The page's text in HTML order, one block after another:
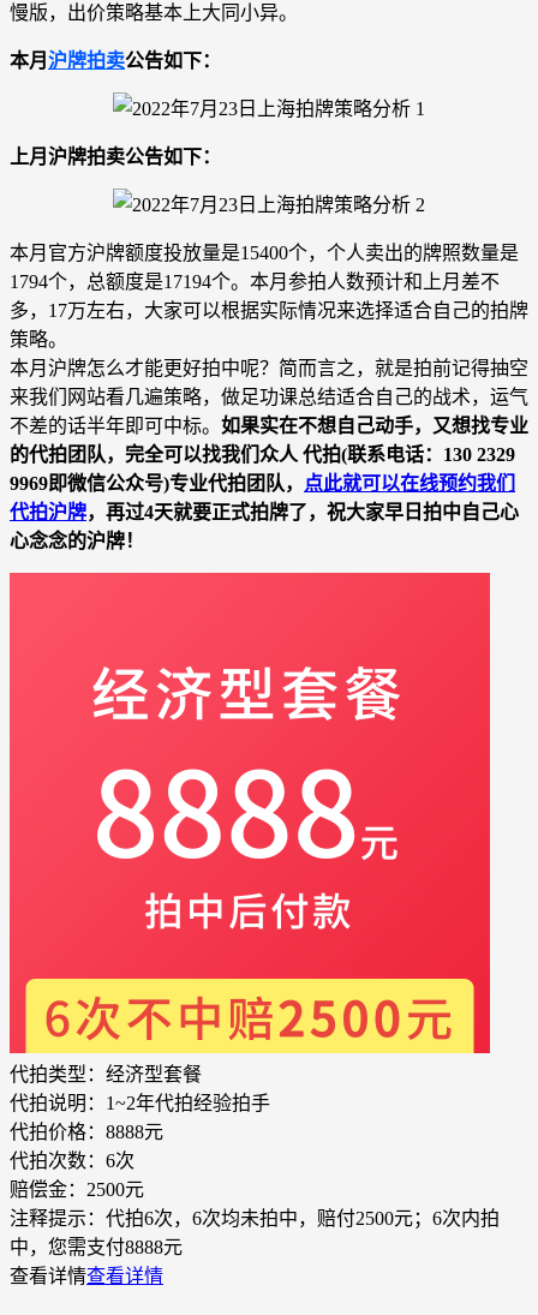
慢版，出价策略基本上大同小异。
本月 沪牌拍卖公告如下：
上月沪牌拍卖公告如下：
本月官方沪牌额度投放量是15400个，个人卖出的牌照数量是
1794个，总额度是17194个。本月参拍人数预计和上月差不
多，17万左右，大家可以根据实际情况来选择适合自己的拍牌
策略。
本月沪牌怎么才能更好拍中呢？简而言之，就是拍前记得抽空
来我们网站看几遍策略，做足功课总结适合自己的战术，运气
不差的话半年即可中标。 如果实在不想自己动手，又想找专业
的代拍团队，完全可以找我们众人 代拍(联系电话：130 2329
9969即微信公众号)专业代拍团队，
点此就可以在线预约我们
代拍沪牌，再过4天就要正式拍牌了，祝大家早日拍中自己心
心念念的沪牌！
代拍类型： 经济型套餐
代拍说明： 1~2年代拍经验拍手
代拍价格： 8888元
代拍次数： 6次
赔偿金： 2500元
注释提示： 代拍6次，6次均未拍中，赔付2500元；6次内拍
中，您需支付8888元
查看详情查看详情